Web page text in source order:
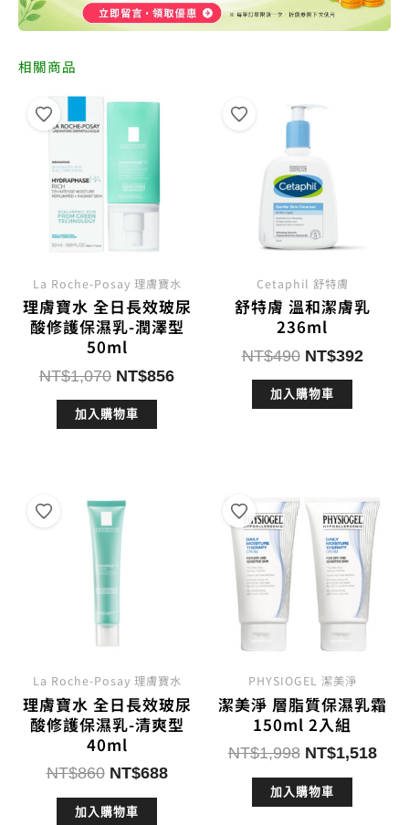
相關商品
La Roche-Posay 理膚寶水
理膚寶水 全日長效玻尿
酸修護保濕乳-潤澤型
50ml
NT$1,070 原
始
價
NT$856目
加入購物車
Cetaphil 舒特膚
舒特膚 溫和潔膚乳
236ml
NT$490 原
始
價
NT$392目
加入購物車
La Roche-Posay 理膚寶水
理膚寶水 全日長效玻尿
酸修護保濕乳-清爽型
40ml
NT$860 原
價
NT$688目
加入購物車
PHYSIOGEL 潔美淨
潔美淨 層脂質保濕乳霜
150ml 2入組
NT$1,998 原
價
NT$1,518目
加入購物車